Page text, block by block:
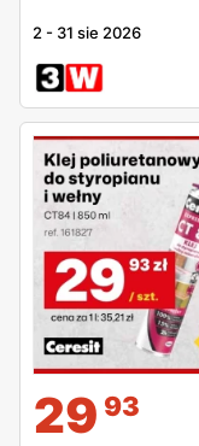
2 - 31 sie 2026
29 93